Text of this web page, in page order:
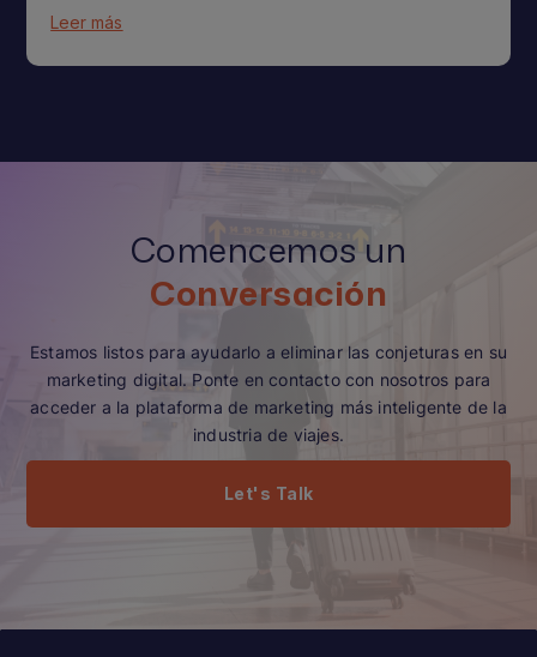
Leer más
Comencemos un
Conversación
Estamos listos para ayudarlo a eliminar las conjeturas en su
marketing digital. Ponte en contacto con nosotros para
acceder a la plataforma de marketing más inteligente de la
industria de viajes.
Let's Talk